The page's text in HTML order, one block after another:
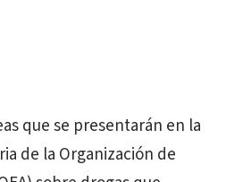
que se presentarán en la
de la Organización de